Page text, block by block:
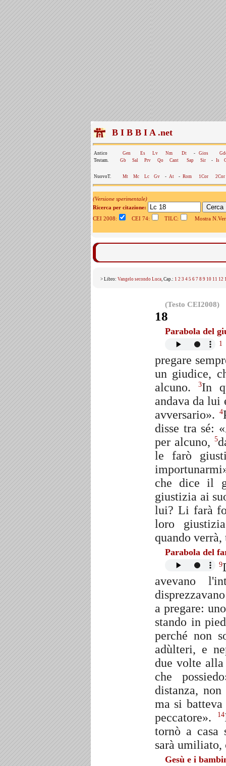
B I B B I A .net
Antico Gen Es Lv Nm Dt - Gios
Testam.
Gb Sal Prv Qo Cant Sap Sir - Is
NuovoT. Mt Mc Lc Gv - At - Rom 1Cor 2Cor
(Versione sperimentale)
Ricerca per citazione:
CEI 2008:
CEI 74: TILC: Mostra
> Libro: Vangelo secondo Luca, Cap.: 1 2 3 4 5 6 7 8 9 10 11 12
(Testo CEI2008)
18
Parabola del
1
pregare
un giudice,
alcuno.
3In
andava da
avversario».
4
disse tra sé:
per alcuno,
5
le farò
che dice il
giustizia ai
lui? Li farà
loro
quando
Parabola del
9
avevano
a pregare:
stando in
perché non
adùlteri, e
due volte
che
distanza,
ma si
peccatore».
14
tornò a casa
sarà umiliato,
Gesù e i